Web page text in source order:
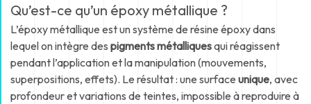
Qu’est-ce qu’un époxy métallique ?
L’époxy métallique est un système de résine époxy dans
lequel on intègre des pigments métalliquesqui réagissent
pendant l’application et la manipulation (mouvements,
superpositions, effets). Le résultat : une surface unique, avec
profondeur et variations de teintes, impossible à reproduire à